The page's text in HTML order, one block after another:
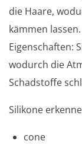
die Haare,
kämmen
Eigenschaften:
wodurch die
Schadstoffe
Silikone
cone